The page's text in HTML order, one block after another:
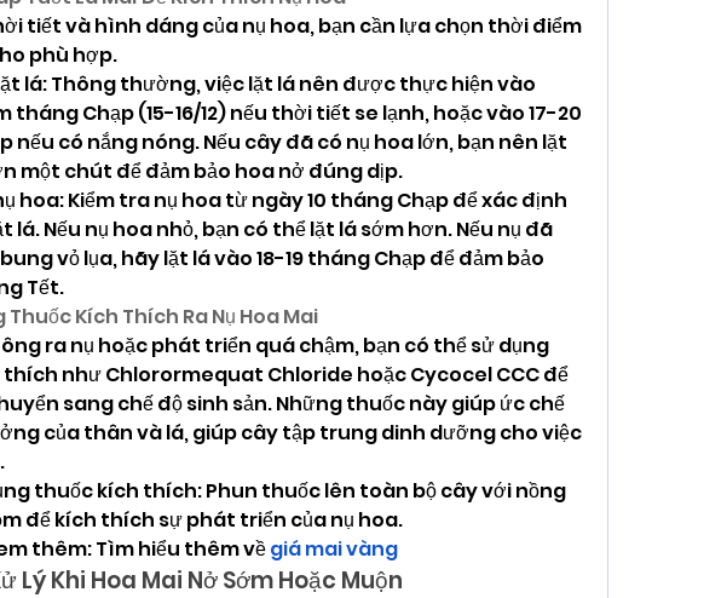
tiết và hình dáng của nụ hoa, bạn cần lựa chọn thời điểm
phù hợp.
lá: Thông thường, việc lặt lá nên được thực hiện vào
tháng Chạp (15-16/12) nếu thời tiết se lạnh, hoặc vào 17-20
nếu có nắng nóng. Nếu cây đã có nụ hoa lớn, bạn nên lặt
một chút để đảm bảo hoa nở đúng dịp.
hoa: Kiểm tra nụ hoa từ ngày 10 tháng Chạp để xác định
lá. Nếu nụ hoa nhỏ, bạn có thể lặt lá sớm hơn. Nếu nụ đã
vỏ lụa, hãy lặt lá vào 18-19 tháng Chạp để đảm bảo
Tết.
Thuốc Kích Thích Ra Nụ Hoa Mai
ra nụ hoặc phát triển quá chậm, bạn có thể sử dụng
như Chlorormequat Chloride hoặc Cycocel CCC để
sang chế độ sinh sản. Những thuốc này giúp ức chế
của thân và lá, giúp cây tập trung dinh dưỡng cho việc
thuốc kích thích: Phun thuốc lên toàn bộ cây với nồng
để kích thích sự phát triển của nụ hoa.
thêm: Tìm hiểu thêm về giá mai vàng
Lý Khi Hoa Mai Nở Sớm Hoặc Muộn